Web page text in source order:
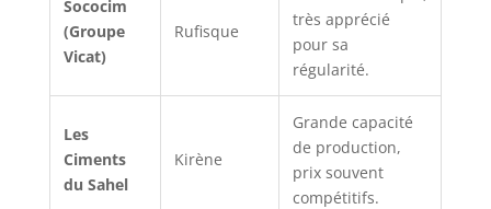
Sococim
(Groupe
Vicat)
Rufisque
très apprécié
pour sa
régularité.
Les
Ciments
du Sahel
Kirène
Grande capacité
de production,
prix souvent
compétitifs.